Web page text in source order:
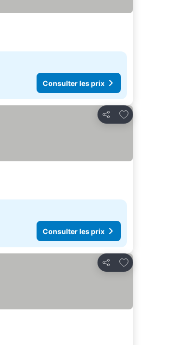
Consulter les prix
Partager
Ajouter à mes favoris
Consulter les prix
Partager
Ajouter à mes favoris